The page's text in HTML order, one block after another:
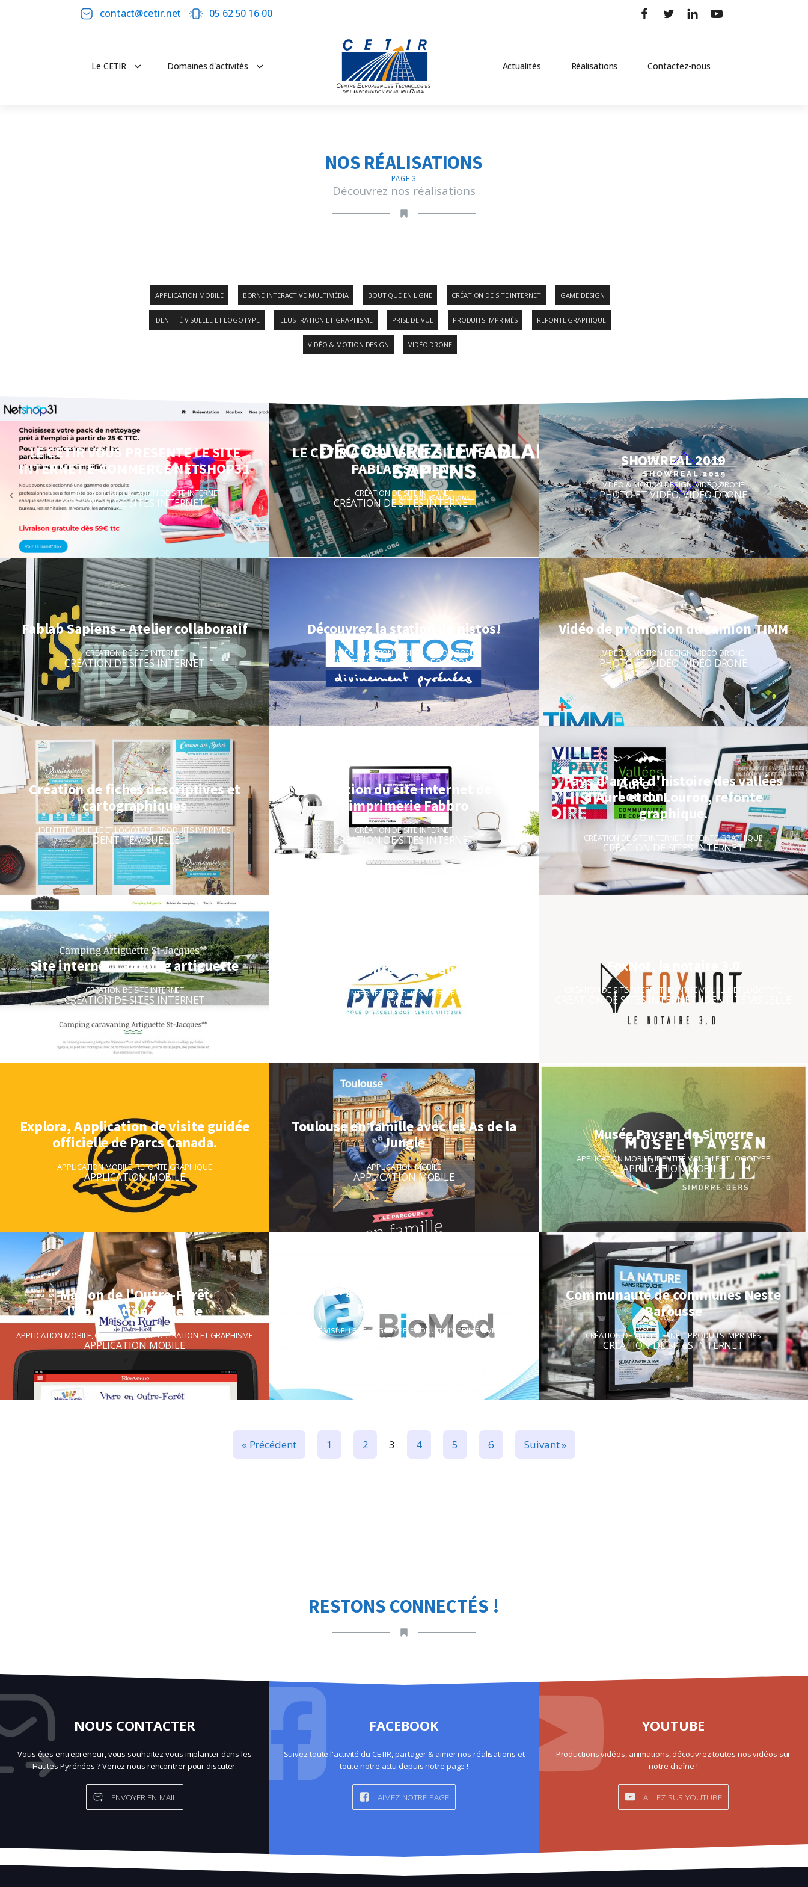
contact@cetir.net 05 62 50 16 00
Le CETIR Domaines d'activités Actualités Réalisations Contactez-nous
NOS RÉALISATIONS
PAGE 3
Découvrez nos réalisations
APPLICATION MOBILE BORNE INTERACTIVE MULTIMÉDIA BOUTIQUE EN LIGNE CRÉATION DE SITE INTERNET GAME DESIGN
IDENTITÉ VISUELLE ET LOGOTYPE ILLUSTRATION ET GRAPHISME PRISE DE VUE PRODUITS IMPRIMÉS REFONTE GRAPHIQUE
VIDÉO & MOTION DESIGN VIDÉO DRONE
LE CETIR VOUS PRESENTE LE SITE
INTERNET E-COMMERCE NETSHOP31
BOUTIQUE EN LIGNE,CRÉATION DE SITE INTERNET
CRÉATION DE SITES INTERNET
LE CETIR A REALISE LE SITE WEB DU
FABLAB SAPIENS
CRÉATION DE SITE INTERNET
CRÉATION DE SITES INTERNET
SHOWREAL 2019
VIDÉO & MOTION DESIGN,VIDÉO DRONE
PHOTO ET VIDÉO,VIDÉO DRONE
Fablab Sapiens – Atelier collaboratif
CRÉATION DE SITE INTERNET
CRÉATION DE SITES INTERNET
Découvrez la station de nistos!
VIDÉO & MOTION DESIGN ,VIDÉO DRONE
PHOTO ET VIDÉO,VIDÉO DRONE
Vidéo de promotion du camion TIMM
VIDÉO & MOTION DESIGN,VIDÉO DRONE
PHOTO ET VIDÉO,VIDÉO DRONE
Création de fiches descriptives et
cartographiques
IDENTITÉ VISUELLE ET LOGOTYPE,PRODUITS IMPRIMÉS
IDENTITÉ VISUELLE
Création du site internet de
l'imprimerie Fabbro
CRÉATION DE SITE INTERNET
CRÉATION DE SITES INTERNET
Pays d'art et d'histoire des vallées
d'Aure et du Louron, refonte
graphique.
CRÉATION DE SITE INTERNET REFONTE GRAPHIQUE
CRÉATION DE SITES INTERNET
Site internet Camping artiguette
CRÉATION DE SITE INTERNET
CRÉATION DE SITES INTERNET
refonte graphique
CRÉATION DE SITE INTERNET,PRODUITS IMPRIMÉS
DESIGN
CRÉATION DE SITES INTERNET
FoxNot, le notaire 3.0
CRÉATION DE SITE INTERNET IDENTITÉ VISUELLE ET LOGOTYPE
CRÉATION DE SITES INTERNET,IDENTITÉ VISUELLE
Explora, Application de visite guidée
officielle de Parcs Canada.
APPLICATION MOBILE,REFONTE GRAPHIQUE
APPLICATION MOBILE
Toulouse en famille avec les As de la
Jungle
APPLICATION MOBILE
APPLICATION MOBILE
Musée Paysan de Simorre
APPLICATION MOBILE,IDENTITÉ VISUELLE ET LOGOTYPE
APPLICATION MOBILE
Maison de l'Outre-Forêt
l'application tablette
APPLICATION MOBILE,GAME DESIGN,ILLUSTRATION ET GRAPHISME
APPLICATION MOBILE
Création graphique et motion design
pour E-Biomed
IDENTITÉ VISUELLE ET LOGOTYPE,PRODUITS IMPRIMÉS,VIDÉO &
MOTION DESIGN
Communauté de communes Neste
Barousse
CRÉATION DE SITE INTERNET,PRODUITS IMPRIMÉS
CRÉATION DE SITES INTERNET
« Précédent 1 2 3 4 5 6 Suivant »
RESTONS CONNECTÉS !
NOUS CONTACTER
Vous êtes entrepreneur, vous souhaitez vous implanter dans les
Hautes Pyrénées ? Venez nous rencontrer pour discuter.
ENVOYER EN MAIL
FACEBOOK
Suivez toute l'activité du CETIR, partager & aimer nos réalisations et
toute notre actu depuis notre page !
AIMEZ NOTRE PAGE
YOUTUBE
Productions vidéos, animations, découvrez toutes nos vidéos sur
notre chaîne !
ALLEZ SUR YOUTUBE